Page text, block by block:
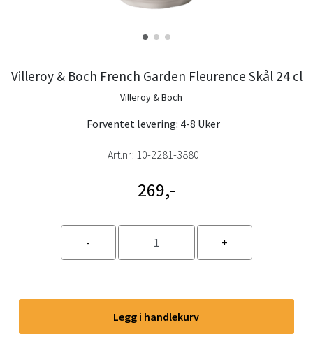
Villeroy & Boch French Garden Fleurence Skål 24 cl
Villeroy & Boch
Forventet levering: 4-8 Uker
Art.nr: 10-2281-3880
269,-
Legg i handlekurv